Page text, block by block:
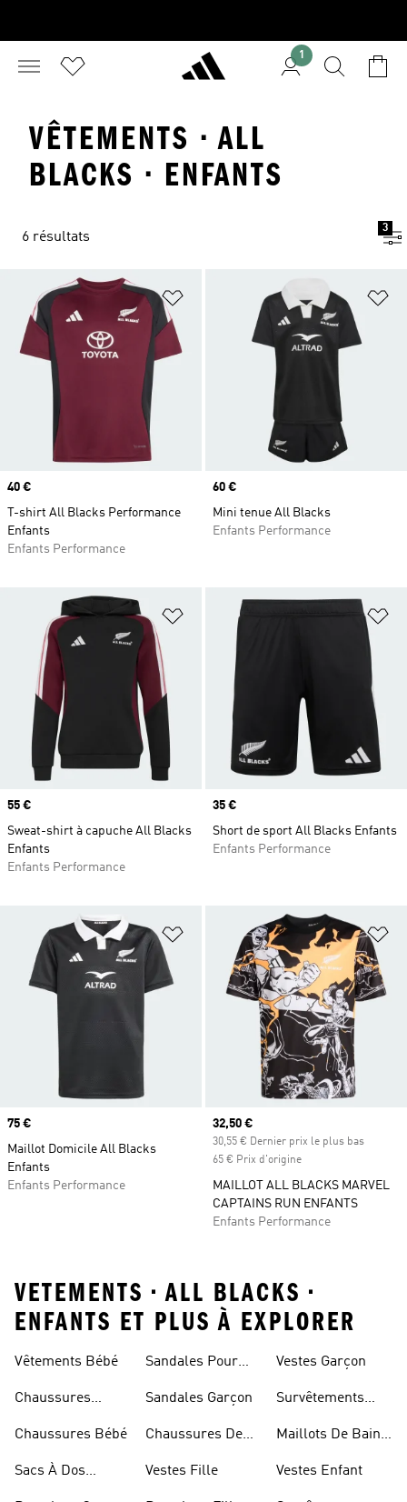
1
VÊTEMENTS · ALL
BLACKS · ENFANTS
6 résultats
3
Ajouter à la Liste de produits
Prix
40 €
T-shirt All Blacks Performance
Enfants
Enfants Performance
Prix
60 €
Mini tenue All Blacks
Enfants Performance
Ajouter à la Liste de produits
Prix
55 €
Sweat-shirt à capuche All Blacks
Enfants
Enfants Performance
Prix
35 €
Short de sport All Blacks Enfants
Enfants Performance
Ajouter à la Liste de produits
Prix
75 €
Maillot Domicile All Blacks
Enfants
Enfants Performance
Prix actuel
32,50 €
30,55 € Dernier prix le plus bas
65 € Prix d'origine
MAILLOT ALL BLACKS MARVEL
CAPTAINS RUN ENFANTS
Enfants Performance
VETEMENTS • ALL BLACKS •
ENFANTS ET PLUS À EXPLORER
Vêtements Bébé
Chaussures
Chaussures Bébé
Sacs À Dos
Sandales Pour
Sandales Garçon
Chaussures De
Vestes Fille
Vestes Garçon
Survêtements
Maillots De Bain
Vestes Enfant